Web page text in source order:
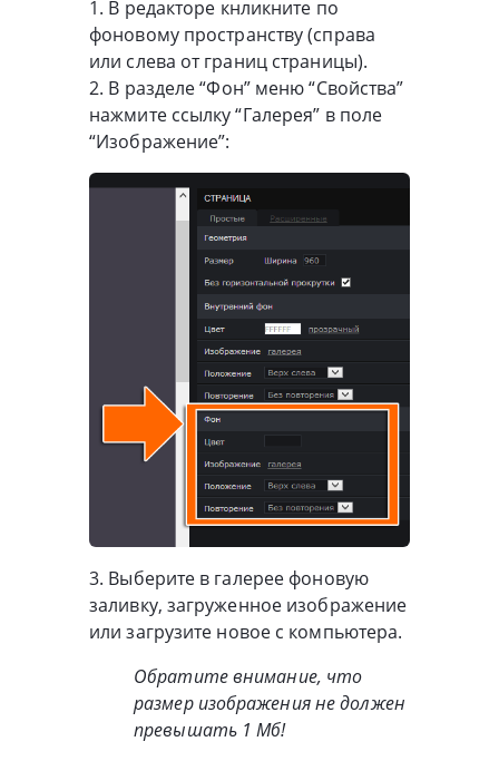
1. В редакторе кнликните по
фоновому пространству (справа
или слева от границ страницы).
2. В разделе “Фон” меню “Свойства”
нажмите ссылку “Галерея” в поле
“Изображение”:
3. Выберите в галерее фоновую
заливку, загруженное изображение
или загрузите новое с компьютера.
Обратите внимание, что
размер изображения не должен
превышать 1 Мб!